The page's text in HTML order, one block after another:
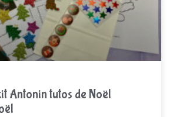
Antonin tutos de Noël